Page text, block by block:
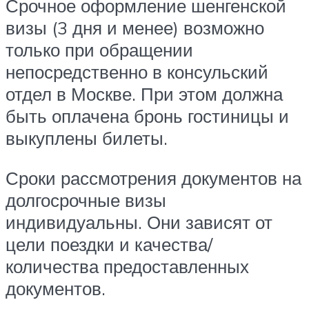
Срочное оформление шенгенской
визы (3 дня и менее) возможно
только при обращении
непосредственно в консульский
отдел в Москве. При этом должна
быть оплачена бронь гостиницы и
выкуплены билеты.
Сроки рассмотрения документов на
долгосрочные визы
индивидуальны. Они зависят от
цели поездки и качества/
количества предоставленных
документов.